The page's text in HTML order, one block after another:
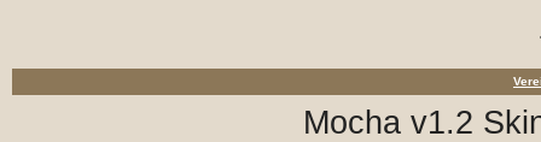
Mocha v1.2